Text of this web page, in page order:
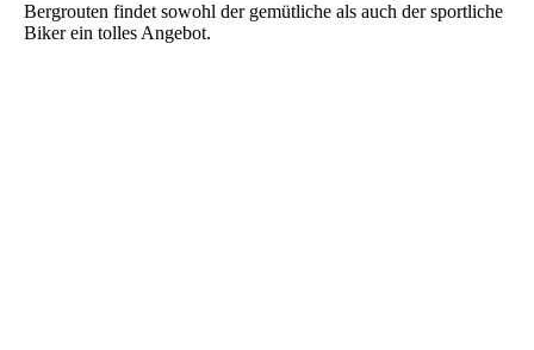
Bergrouten findet sowohl der gemütliche als auch der sportliche
Biker ein tolles Angebot.